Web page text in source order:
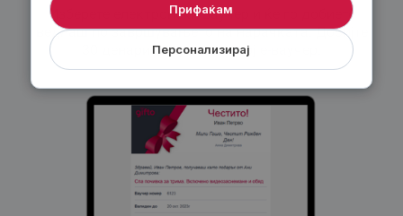
Изберете електронски ваучер и ќе го добиете
веднаш по завршувањето на нарачката. Добијте
30 денари попуст за секој е-ваучер.
Персонализирај
Прифаќам